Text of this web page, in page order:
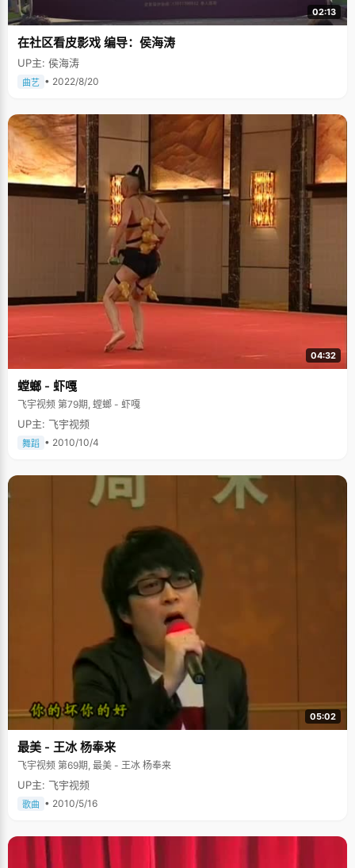
02:13
在社区看皮影戏 编导：侯海涛
UP主: 侯海涛
曲艺 • 2022/8/20
04:32
螳螂 - 虾嘎
飞宇视频 第79期, 螳螂 - 虾嘎
UP主: 飞宇视频
舞蹈 • 2010/10/4
05:02
最美 - 王冰 杨奉来
飞宇视频 第69期, 最美 - 王冰 杨奉来
UP主: 飞宇视频
歌曲 • 2010/5/16